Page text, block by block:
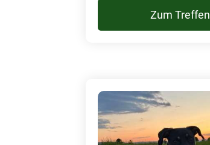
Zum Treffen